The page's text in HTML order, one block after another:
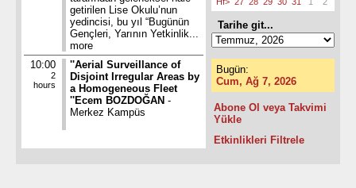
getirilen Lise Okulu’nun
yedincisi, bu yıl “Bugünün
Gençleri, Yarının Yetkinlik...
more
10:00
2
hours
''Aerial Surveillance of
Disjoint Irregular Areas by
a Homogeneous Fleet
''Ecem BOZDOĞAN -
Merkez Kampüs
Tarihe git...
Bugün:
Cum, Ağ 7, 2026
Abone Ol veya Takvimi
Yükle
Etkinlikleri Filtrele